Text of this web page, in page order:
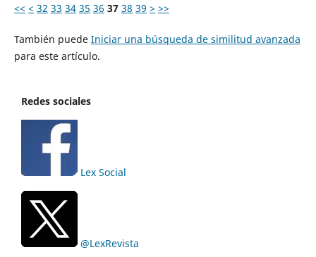
<< < 32 33 34 35 36 37 38 39 > >>
También puede Iniciar una búsqueda de similitud avanzada
para este artículo.
Redes sociales
Lex Social
@LexRevista